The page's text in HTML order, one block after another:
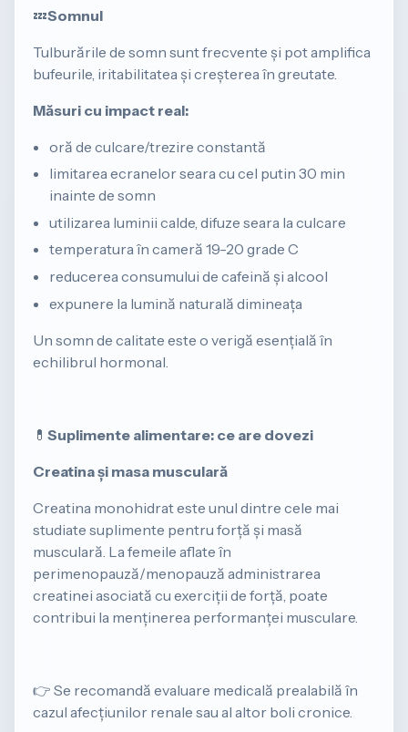
💤Somnul
Tulburările de somn sunt frecvente și pot amplifica
bufeurile, iritabilitatea și creșterea în greutate.
Măsuri cu impact real:
oră de culcare/trezire constantă
limitarea ecranelor seara cu cel putin 30 min
inainte de somn
utilizarea luminii calde, difuze seara la culcare
temperatura în cameră 19-20 grade C
reducerea consumului de cafeină și alcool
expunere la lumină naturală dimineața
Un somn de calitate este o verigă esențială în
echilibrul hormonal.
💊Suplimente alimentare: ce are dovezi
Creatina și masa musculară
Creatina monohidrat este unul dintre cele mai
studiate suplimente pentru forță și masă
musculară. La femeile aflate în
perimenopauză/menopauză administrarea
creatinei asociată cu exerciții de forță, poate
contribui la menținerea performanței musculare.
👉 Se recomandă evaluare medicală prealabilă în
cazul afecțiunilor renale sau al altor boli cronice.